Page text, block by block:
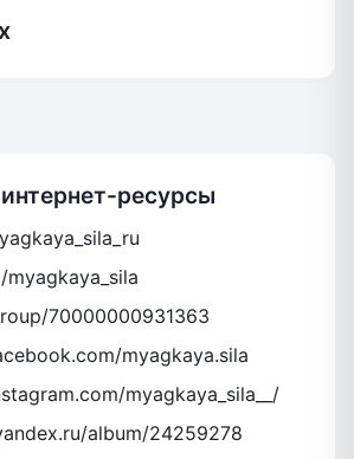
ресурсы
70000000931363
myagkaya.sila
myagkaya_sila__/
album/24259278